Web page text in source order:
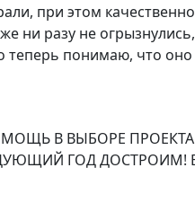
при этом
ни разу не
понимаю, что оно
В ВЫБОРЕ ПРОЕКТА
ГОД ДОСТРОИМ!